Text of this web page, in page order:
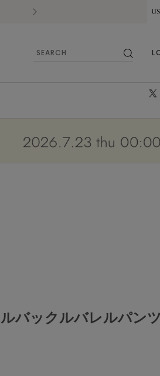
熊本県熊
ルバックルバレルパンツ